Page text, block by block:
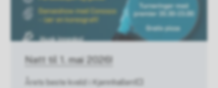
Natt til 1. mai 2026!
Årets beste kveld i Kjennhallen!💥